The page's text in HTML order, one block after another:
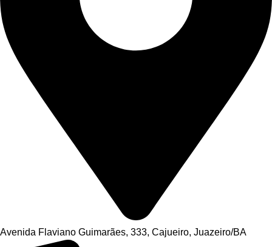
Avenida Flaviano Guimarães, 333, Cajueiro, Juazeiro/BA